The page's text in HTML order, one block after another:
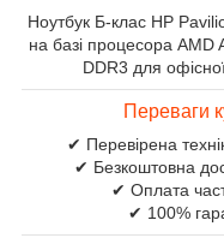
Ноутбук Б-клас HP
на базі процесора AMD
DDR3 для
Переваги
✔ Перевірена
✔ Безкоштовна
✔ Оплата
✔ 100%